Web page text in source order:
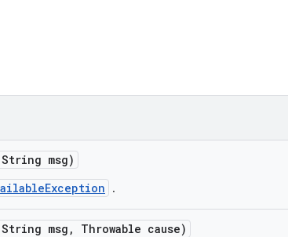
msg)
.
msg , Throwable cause)